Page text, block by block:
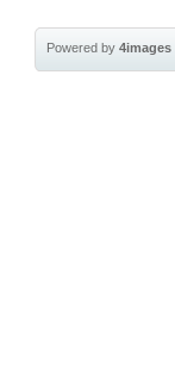
Powered by4images